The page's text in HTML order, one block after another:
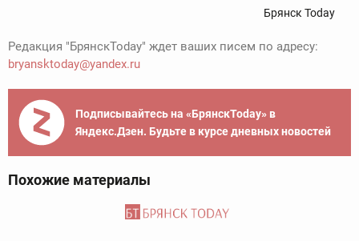
Брянск Today
Редакция "БрянскToday" ждет ваших писем по адресу:
bryansktoday@yandex.ru
Подписывайтесь на «БрянскToday» в
Яндекс.Дзен. Будьте в курсе дневных новостей
Похожие материалы